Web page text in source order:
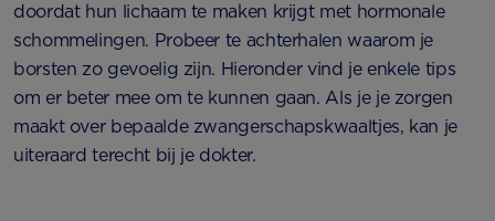
doordat hun lichaam te maken krijgt met hormonale
schommelingen. Probeer te achterhalen waarom je
borsten zo gevoelig zijn. Hieronder vind je enkele tips
om er beter mee om te kunnen gaan. Als je je zorgen
maakt over bepaalde zwangerschapskwaaltjes, kan je
uiteraard terecht bij je dokter.